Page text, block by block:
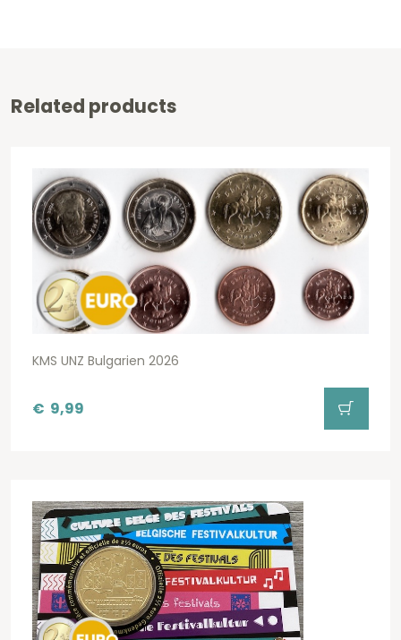
Related products
KMS UNZ Bulgarien 2026
€ 9,99